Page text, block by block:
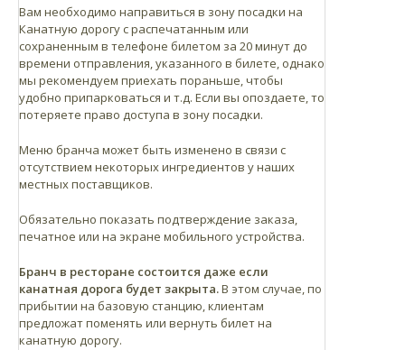
Вам необходимо направиться в зону посадки на
Канатную дорогу с распечатанным или
сохраненным в телефоне билетом за 20 минут до
времени отправления, указанного в билете, однако
мы рекомендуем приехать пораньше, чтобы
удобно припарковаться и т.д. Если вы опоздаете, то
потеряете право доступа в зону посадки.
Меню бранча может быть изменено в связи с
отсутствием некоторых ингредиентов у наших
местных поставщиков.
Обязательно показать подтверждение заказа,
печатное или на экране мобильного устройства.
Бранч в ресторане состоится даже если
канатная дорога будет закрыта.В этом случае, по
прибытии на базовую станцию, клиентам
предложат поменять или вернуть билет на
канатную дорогу.